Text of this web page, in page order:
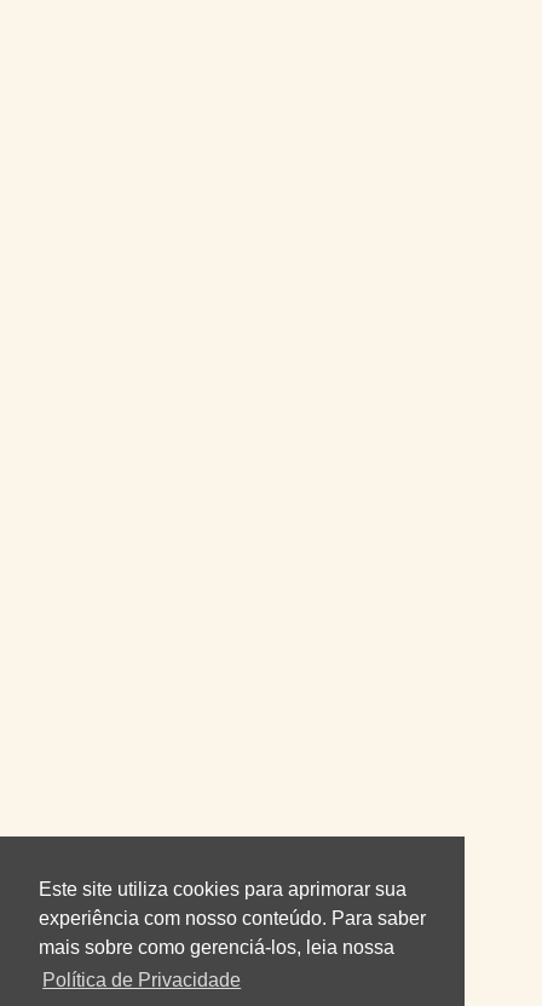
Este site utiliza cookies para aprimorar sua
experiência com nosso conteúdo. Para saber
mais sobre como gerenciá-los, leia nossa
Política de Privacidade